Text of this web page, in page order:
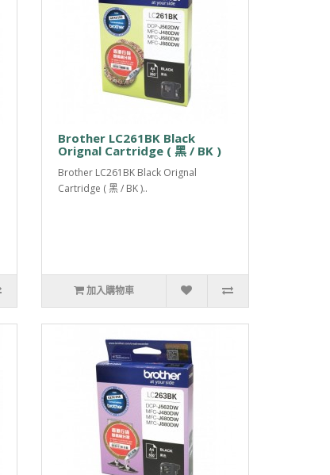
Brother LC261BK Black
Orignal Cartridge ( 黑 / BK )
Brother LC261BK Black Orignal
Cartridge ( 黑 / BK )..
加入購物車